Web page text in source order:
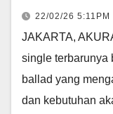
22/02/26 5:11PM
JAKARTA,
single terbarunya
ballad yang
dan kebutuhan